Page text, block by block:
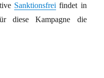
Sanktionsfrei findet in
diese Kampagne die
hetzt gegen Arme“